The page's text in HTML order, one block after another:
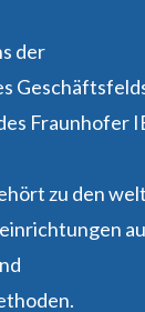
der
Fraunhofer
zu den